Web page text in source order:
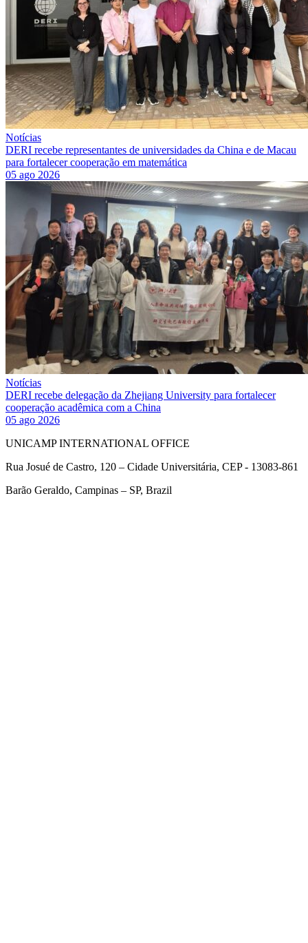
Notícias
DERI recebe representantes de universidades da China e de Macau
para fortalecer cooperação em matemática
05 ago 2026
Notícias
DERI recebe delegação da Zhejiang University para fortalecer
cooperação acadêmica com a China
05 ago 2026
UNICAMP INTERNATIONAL OFFICE
Rua Josué de Castro, 120 – Cidade Universitária, CEP - 13083-861
Barão Geraldo, Campinas – SP, Brazil